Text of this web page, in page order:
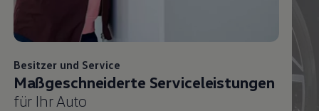
Besitzer und Service
Maßgeschneiderte Serviceleistungen
für Ihr Auto